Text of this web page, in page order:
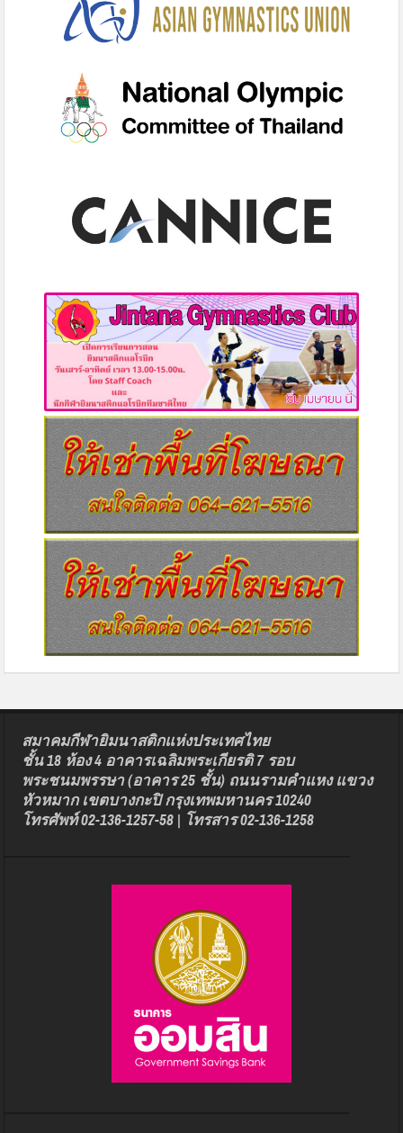
สมาคมกีฬายิมนาสติกแห่งประเทศไทย
ชั้น 18 ห้อง 4 อาคารเฉลิมพระเกียรติ 7 รอบ
พระชนมพรรษา (อาคาร 25 ชั้น) ถนนรามคำแหง แขวง
หัวหมาก เขตบางกะปิ กรุงเทพมหานคร 10240
โทรศัพท์ 02-136-1257-58 | โทรสาร 02-136-1258